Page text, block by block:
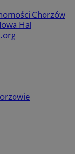
Chorzów
Hal